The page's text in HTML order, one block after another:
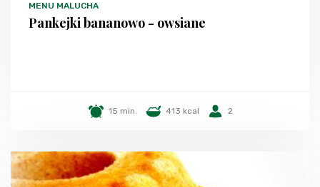
MENU MALUCHA
Pankejki bananowo - owsiane
15 min. 413 kcal 2